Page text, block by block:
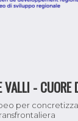
VALLI - CUORE
per